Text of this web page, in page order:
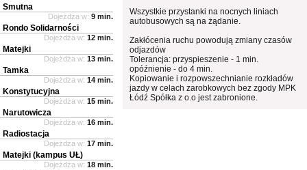
Wszystkie przystanki na nocnych liniach
autobusowych są na żądanie.
Zakłócenia ruchu powodują zmiany czasów
odjazdów
Tolerancja: przyspieszenie - 1 min.
opóźnienie - do 4 min.
Kopiowanie i rozpowszechnianie rozkładów
jazdy w celach zarobkowych bez zgody MPK
Łódź Spółka z o.o jest zabronione.
Smutna
Dojeżdża w: 9 min.
Rondo Solidarności
Dojeżdża w: 12 min.
Matejki
Dojeżdża w: 13 min.
Tamka
Dojeżdża w: 14 min.
Konstytucyjna
Dojeżdża w: 15 min.
Narutowicza
Dojeżdża w: 16 min.
Radiostacja
Dojeżdża w: 17 min.
Matejki (kampus UŁ)
Dojeżdża w: 18 min.